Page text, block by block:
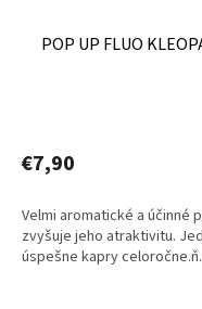
POP UP FLUO
€7,90
Velmi aromatické a účinné
zvyšuje jeho atraktivitu.
úspešne kapry celoročne.ň.